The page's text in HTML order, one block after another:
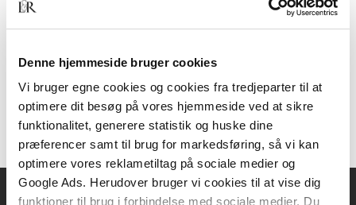
Denne hjemmeside bruger cookies
Vi bruger egne cookies og cookies fra tredjeparter til at
optimere dit besøg på vores hjemmeside ved at sikre
funktionalitet, generere statistik og huske dine
præferencer samt til brug for markedsføring, så vi kan
optimere vores reklametiltag på sociale medier og
Google Ads. Herudover bruger vi cookies til at vise dig
funktioner til brug i forbindelse med sociale medier. Du
269,95 KR.